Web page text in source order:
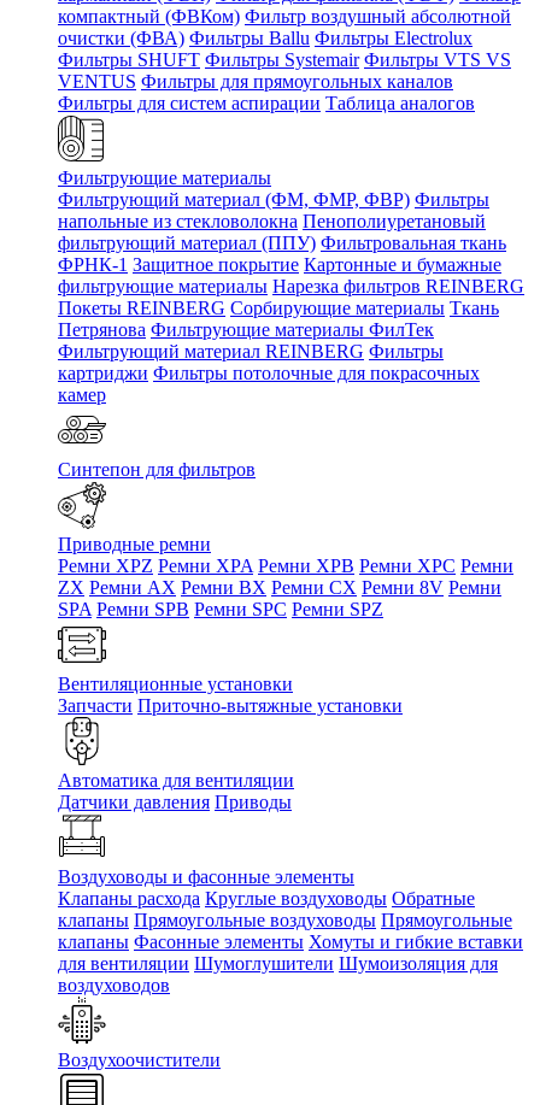
компактный (ФВКом) Фильтр воздушный абсолютной
очистки (ФВА) Фильтры Ballu Фильтры Electrolux
Фильтры SHUFT Фильтры Systemair Фильтры VTS VS
VENTUS Фильтры для прямоугольных каналов
Фильтры для систем аспирации Таблица аналогов
Фильтрующие материалы
Фильтрующий материал (ФМ, ФМР, ФВР) Фильтры
напольные из стекловолокна Пенополиуретановый
фильтрующий материал (ППУ) Фильтровальная ткань
ФРНК-1 Защитное покрытие Картонные и бумажные
фильтрующие материалы Нарезка фильтров REINBERG
Покеты REINBERG Сорбирующие материалы Ткань
Петрянова Фильтрующие материалы ФилТек
Фильтрующий материал REINBERG Фильтры
картриджи Фильтры потолочные для покрасочных
камер
Синтепон для фильтров
Приводные ремни
Ремни XPZ Ремни XPA Ремни XPB Ремни XPC Ремни
ZX Ремни AX Ремни BX Ремни CX Ремни 8V Ремни
SPA Ремни SPB Ремни SPC Ремни SPZ
Вентиляционные установки
Запчасти Приточно-вытяжные установки
Автоматика для вентиляции
Датчики давления Приводы
Воздуховоды и фасонные элементы
Клапаны расхода Круглые воздуховоды Обратные
клапаны Прямоугольные воздуховоды Прямоугольные
клапаны Фасонные элементы Хомуты и гибкие вставки
для вентиляции Шумоглушители Шумоизоляция для
воздуховодов
Воздухоочистители